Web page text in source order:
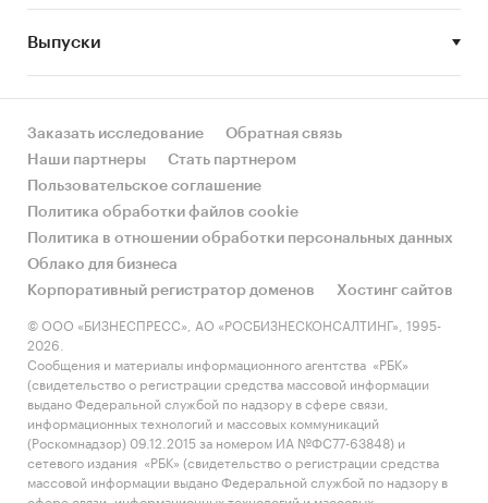
Выпуски
Заказать исследование
Обратная связь
Наши партнеры
Стать партнером
Пользовательское соглашение
Политика обработки файлов cookie
Политика в отношении обработки персональных данных
Облако для бизнеса
Корпоративный регистратор доменов
Хостинг сайтов
© ООО «БИЗНЕСПРЕСС», АО «РОСБИЗНЕСКОНСАЛТИНГ», 1995-
2026.
Сообщения и материалы информационного агентства «РБК»
(свидетельство о регистрации средства массовой информации
выдано Федеральной службой по надзору в сфере связи,
информационных технологий и массовых коммуникаций
(Роскомнадзор) 09.12.2015 за номером ИА №ФС77-63848) и
сетевого издания «РБК» (свидетельство о регистрации средства
массовой информации выдано Федеральной службой по надзору в